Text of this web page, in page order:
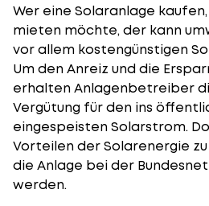
Wer eine Solaranlage
mieten möchte, der kann
vor allem kostengünstigen
Um den Anreiz und die
erhalten Anlagenbetreiber
Vergütung für den ins
eingespeisten Solarstrom.
Vorteilen der Solarenergie
die Anlage bei der
werden.